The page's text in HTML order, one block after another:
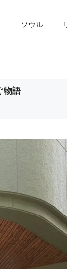
ソウル
物語